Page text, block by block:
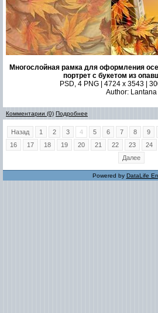
Многослойная рамка для оформления
портрет с букетом из
PSD, 4 PNG | 4724 x 3543 |
Author: Lantana
Комментарии (0) Подробнее
Назад 1 2 3 4 5 6 7 8 9
16
17 18 19 20 21 22 23 24
Далее
Powered by DataLife